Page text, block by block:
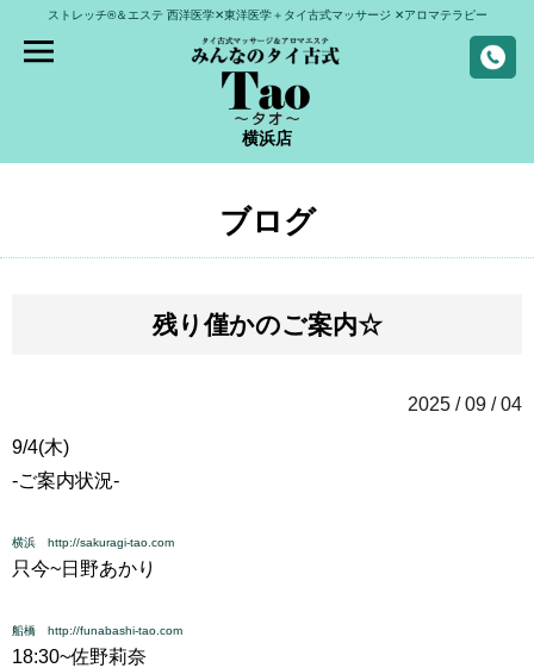
ストレッチ®＆エステ 西洋医学✕東洋医学＋タイ古式マッサージ ✕アロマテラピー
横浜店
ブログ
残り僅かのご案内☆
2025 / 09 / 04
9/4(木)
-ご案内状況-
横浜 http://sakuragi-tao.com
只今~日野あかり
船橋 http://funabashi-tao.com
18:30~佐野莉奈